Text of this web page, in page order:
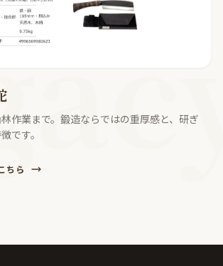
作業まで。鍛造ならではの重厚感と、研ぎ
です。
ちら